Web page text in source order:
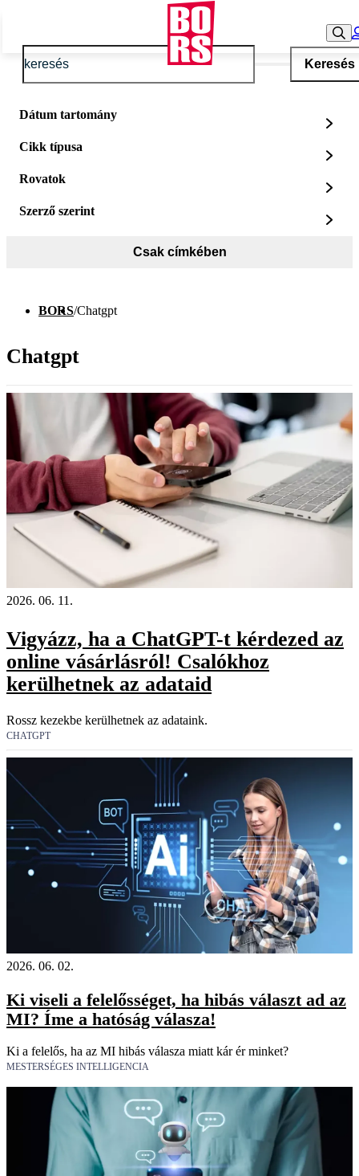
Keresés
Dátum tartomány
Cikk típusa
Rovatok
Szerző szerint
Csak címkében
BORS/Chatgpt
Chatgpt
2026. 06. 11.
Vigyázz, ha a ChatGPT-t kérdezed az
online vásárlásról! Csalókhoz
kerülhetnek az adataid
Rossz kezekbe kerülhetnek az adataink.
CHATGPT
2026. 06. 02.
Ki viseli a felelősséget, ha hibás választ ad az
MI? Íme a hatóság válasza!
Ki a felelős, ha az MI hibás válasza miatt kár ér minket?
MESTERSÉGES INTELLIGENCIA